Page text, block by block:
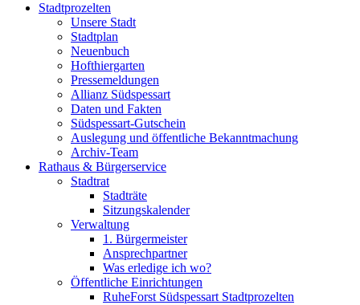
Stadtprozelten
Unsere Stadt
Stadtplan
Neuenbuch
Hofthiergarten
Pressemeldungen
Allianz Südspessart
Daten und Fakten
Südspessart-Gutschein
Auslegung und öffentliche Bekanntmachung
Archiv-Team
Rathaus & Bürgerservice
Stadtrat
Stadträte
Sitzungskalender
Verwaltung
1. Bürgermeister
Ansprechpartner
Was erledige ich wo?
Öffentliche Einrichtungen
RuheForst Südspessart Stadtprozelten